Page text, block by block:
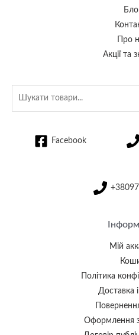
Про
Акції та
Facebook
Мій
Політика
Доставка
Оформлення